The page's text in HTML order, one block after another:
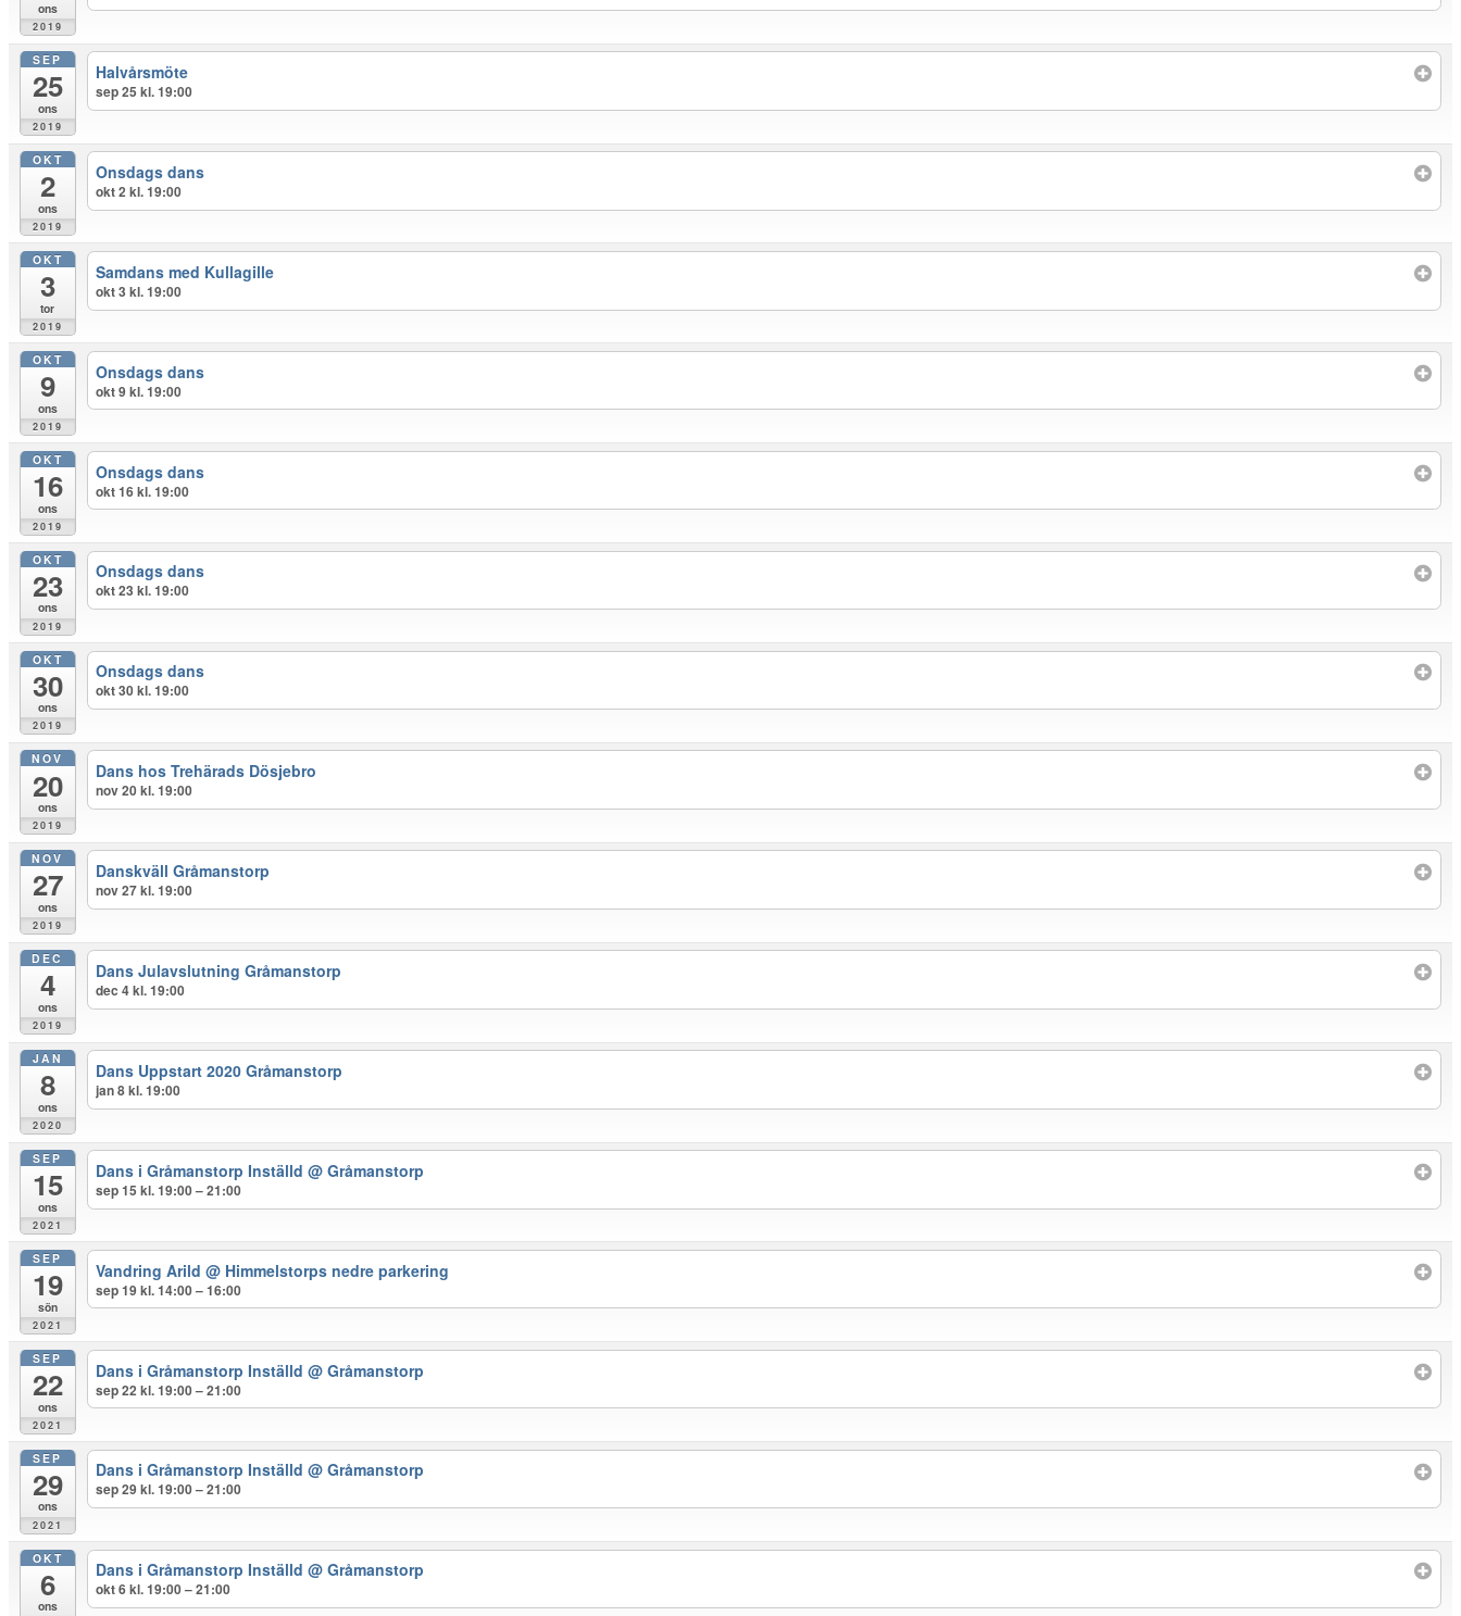
ons
2019
SEP
25
ons
2019
Halvårsmöte
sep 25 kl. 19:00
OKT
2
ons
2019
Onsdags dans
okt 2 kl. 19:00
OKT
3
tor
2019
Samdans med Kullagille
okt 3 kl. 19:00
OKT
9
ons
2019
Onsdags dans
okt 9 kl. 19:00
OKT
16
ons
2019
Onsdags dans
okt 16 kl. 19:00
OKT
23
ons
2019
Onsdags dans
okt 23 kl. 19:00
OKT
30
ons
2019
Onsdags dans
okt 30 kl. 19:00
NOV
20
ons
2019
Dans hos Trehärads Dösjebro
nov 20 kl. 19:00
NOV
27
ons
2019
Danskväll Gråmanstorp
nov 27 kl. 19:00
DEC
4
ons
2019
Dans Julavslutning Gråmanstorp
dec 4 kl. 19:00
JAN
8
ons
2020
Dans Uppstart 2020 Gråmanstorp
jan 8 kl. 19:00
SEP
15
ons
2021
Dans i Gråmanstorp Inställd@ Gråmanstorp
sep 15 kl. 19:00 – 21:00
SEP
19
sön
2021
Vandring Arild@ Himmelstorps nedre parkering
sep 19 kl. 14:00 – 16:00
SEP
22
ons
2021
Dans i Gråmanstorp Inställd@ Gråmanstorp
sep 22 kl. 19:00 – 21:00
SEP
29
ons
2021
Dans i Gråmanstorp Inställd@ Gråmanstorp
sep 29 kl. 19:00 – 21:00
OKT
6
ons
Dans i Gråmanstorp Inställd@ Gråmanstorp
okt 6 kl. 19:00 – 21:00